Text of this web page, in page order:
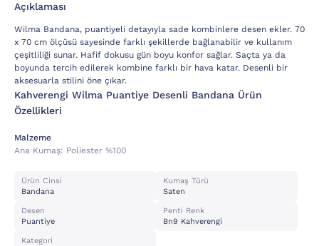
Açıklaması
Wilma Bandana, puantiyeli detayıyla sade kombinlere desen ekler. 70
x 70 cm ölçüsü sayesinde farklı şekillerde bağlanabilir ve kullanım
çeşitliliği sunar. Hafif dokusu gün boyu konfor sağlar. Saçta ya da
boyunda tercih edilerek kombine farklı bir hava katar. Desenli bir
aksesuarla stilini öne çıkar.
Kahverengi Wilma Puantiye Desenli Bandana Ürün
Özellikleri
Malzeme
Ana Kumaş: Poli̇ester %100
Ürün Cinsi
Bandana
Kumaş Türü
Saten
Desen
Puantiye
Penti Renk
Bn9 Kahverengi
Kategori